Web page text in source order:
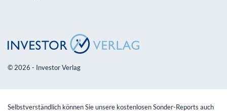
© 2026 - Investor Verlag
Selbstverständlich können Sie unsere kostenlosen Sonder-Reports auch